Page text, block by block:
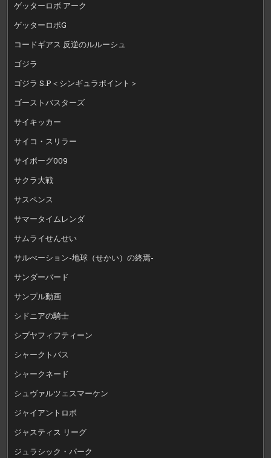
ゲッターロボ アーク
ゲッターロボG
コードギアス 反逆のルルーシュ
ゴジラ
ゴジラ S.P＜シンギュラポイント＞
ゴーストバスターズ
サイキッカー
サイコ・スリラー
サイボーグ009
サクラ大戦
サスペンス
サマータイムレンダ
サムライせんせい
サルべーション-地球（せかい）の終焉-
サンダーバード
サンプル動画
シドニアの騎士
シブヤフィフティーン
シャークトパス
シャークネード
シュヴァルツェスマーケン
ジャイアントロボ
ジャスティス リーグ
ジュラシック・パーク